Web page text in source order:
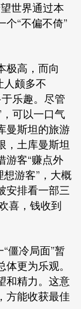
世界通过本
“不偏不倚”
极高，而向
人颇多不
乐趣。尽管
可以一口气
曼斯坦的旅游
，土库曼斯坦
游客“赚点外
想游客”，大概
安排看一部三
喜，钱收到
僵冷局面”暂
更为乐观。
和精力。这意
方能收获最佳